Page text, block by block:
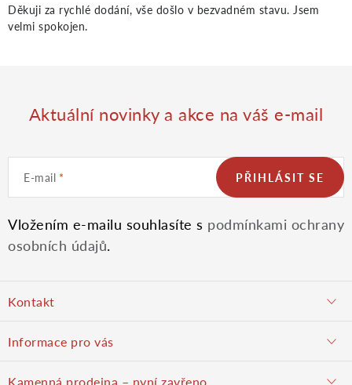
Děkuji za rychlé dodání, vše došlo v bezvadném stavu. Jsem
velmi spokojen.
Aktuální novinky a akce na váš e-mail
E-mail
Vložením e-mailu souhlasíte s podmínkami ochrany
osobních údajů.
PŘIHLÁSIT SE
p
Kontakt
Informace pro vás
Kamenná prodejna – nyní zavřeno